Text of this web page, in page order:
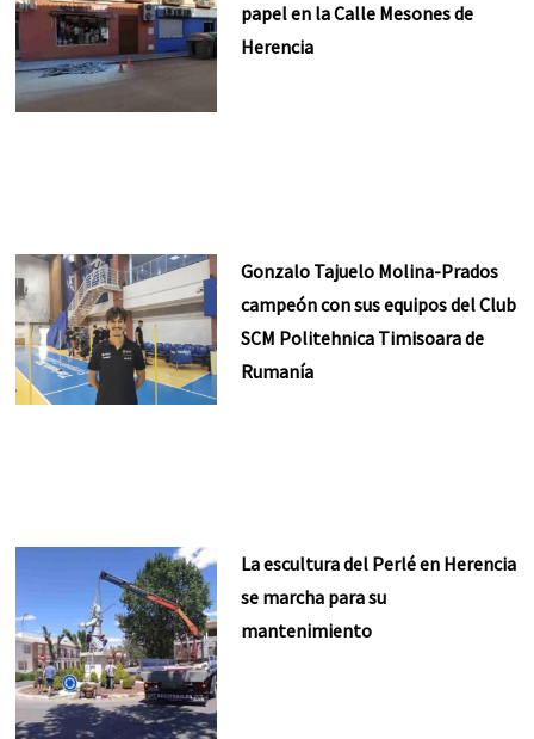
papel en la Calle Mesones de
Herencia
Gonzalo Tajuelo Molina-Prados
campeón con sus equipos del Club
SCM Politehnica Timisoara de
Rumanía
La escultura del Perlé en Herencia
se marcha para su
mantenimiento